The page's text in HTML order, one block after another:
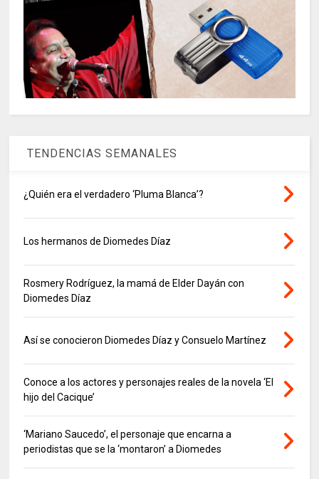
TENDENCIAS SEMANALES
¿Quién era el verdadero ‘Pluma Blanca’?
Los hermanos de Diomedes Díaz
Rosmery Rodríguez, la mamá de Elder Dayán con
Diomedes Díaz
Así se conocieron Diomedes Díaz y Consuelo Martínez
Conoce a los actores y personajes reales de la novela ‘El
hijo del Cacique’
‘Mariano Saucedo’, el personaje que encarna a
periodistas que se la ‘montaron’ a Diomedes